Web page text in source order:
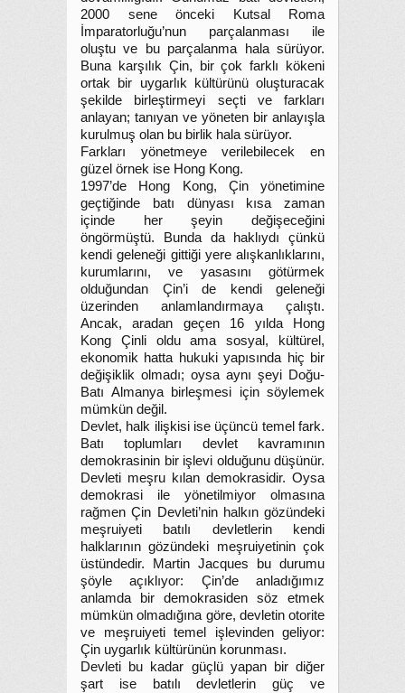
2000 sene önceki Kutsal Roma
İmparatorluğu’nun parçalanması ile
oluştu ve bu parçalanma hala sürüyor.
Buna karşılık Çin, bir çok farklı kökeni
ortak bir uygarlık kültürünü oluşturacak
şekilde birleştirmeyi seçti ve farkları
anlayan; tanıyan ve yöneten bir anlayışla
kurulmuş olan bu birlik hala sürüyor.
Farkları yönetmeye verilebilecek en
güzel örnek ise Hong Kong.
1997’de Hong Kong, Çin yönetimine
geçtiğinde batı dünyası kısa zaman
içinde her şeyin değişeceğini
öngörmüştü. Bunda da haklıydı çünkü
kendi geleneği gittiği yere alışkanlıklarını,
kurumlarını, ve yasasını götürmek
olduğundan Çin’i de kendi geleneği
üzerinden anlamlandırmaya çalıştı.
Ancak, aradan geçen 16 yılda Hong
Kong Çinli oldu ama sosyal, kültürel,
ekonomik hatta hukuki yapısında hiç bir
değişiklik olmadı; oysa aynı şeyi Doğu-
Batı Almanya birleşmesi için söylemek
mümkün değil.
Devlet, halk ilişkisi ise üçüncü temel fark.
Batı toplumları devlet kavramının
demokrasinin bir işlevi olduğunu düşünür.
Devleti meşru kılan demokrasidir. Oysa
demokrasi ile yönetilmiyor olmasına
rağmen Çin Devleti’nin halkın gözündeki
meşruiyeti batılı devletlerin kendi
halklarının gözündeki meşruiyetinin çok
üstündedir. Martin Jacques bu durumu
şöyle açıklıyor: Çin’de anladığımız
anlamda bir demokrasiden söz etmek
mümkün olmadığına göre, devletin otorite
ve meşruiyeti temel işlevinden geliyor:
Çin uygarlık kültürünün korunması.
Devleti bu kadar güçlü yapan bir diğer
şart ise batılı devletlerin güç ve